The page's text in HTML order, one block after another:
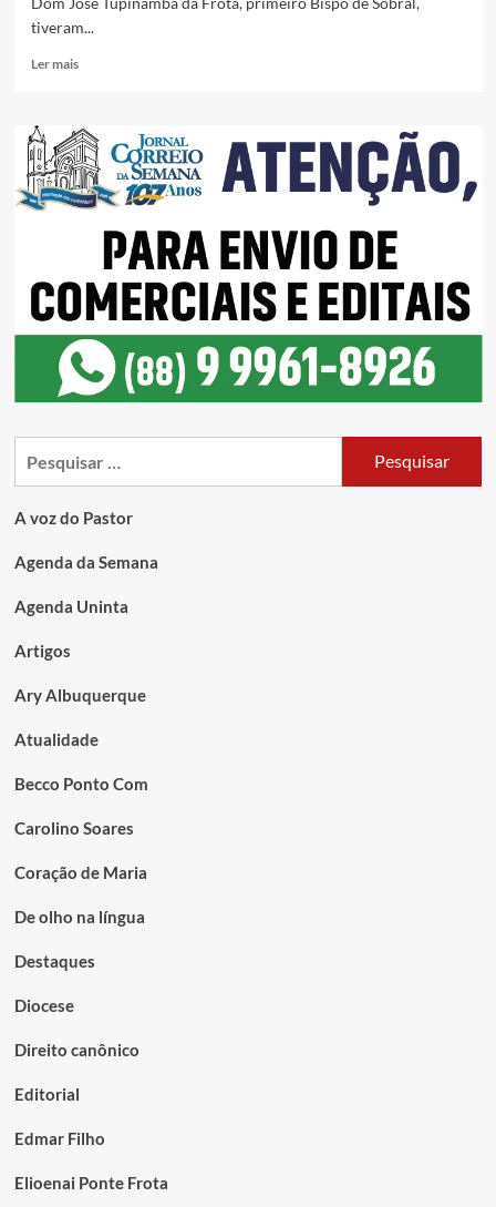
tiveram...
Ler mais
A voz do Pastor
Agenda da Semana
Agenda Uninta
Artigos
Ary Albuquerque
Atualidade
Becco Ponto Com
Carolino Soares
Coração de Maria
De olho na língua
Destaques
Diocese
Direito canônico
Editorial
Edmar Filho
Elioenai Ponte Frota